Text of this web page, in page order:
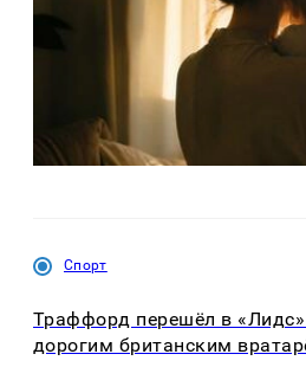
Спорт
Траффорд перешёл в
дорогим британским